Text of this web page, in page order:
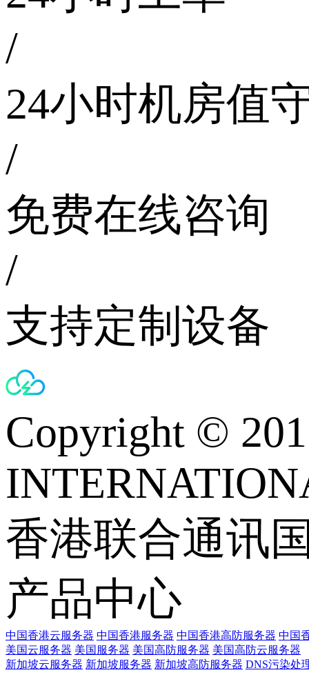
/
24小时机房值
/
免费在线咨询
/
支持定制设备
Copyright ©
香港联合通讯
产品中心
中国香港云服务器 中国香港服务器 中国香港高防服务器 中国
美国云服务器 美国服务器 美国高防服务器 美国高防云服务器
新加坡云服务器 新加坡服务器 新加坡高防服务器 DNS污染处